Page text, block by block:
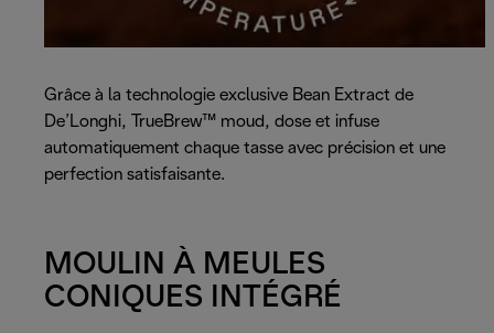
Grâce à la technologie exclusive Bean Extract de
De’Longhi, TrueBrew™ moud, dose et infuse
automatiquement chaque tasse avec précision et une
perfection satisfaisante.
MOULIN À MEULES
CONIQUES INTÉGRÉ